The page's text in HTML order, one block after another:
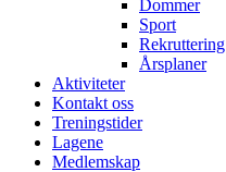
Dommer
Sport
Rekruttering
Årsplaner
Aktiviteter
Kontakt oss
Treningstider
Lagene
Medlemskap